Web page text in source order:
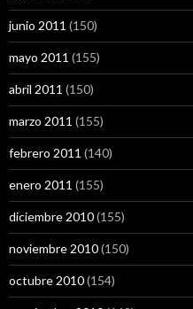
junio 2011 (150)
mayo 2011 (155)
abril 2011 (150)
marzo 2011 (155)
febrero 2011 (140)
enero 2011 (155)
diciembre 2010(155)
noviembre 2010(150)
octubre 2010(154)